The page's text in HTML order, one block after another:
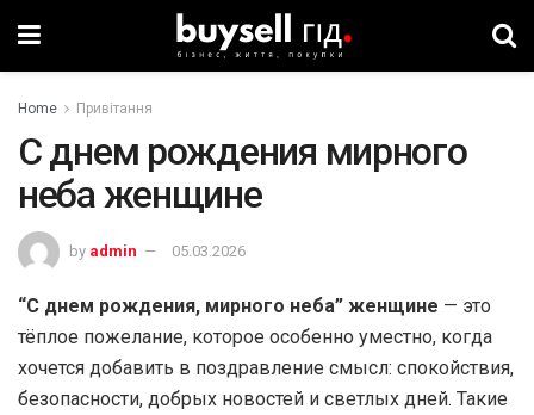
Home Привітання
С днем рождения мирного
неба женщине
by admin 05.03.2026
“С днем рождения, мирного неба” женщине — это
тёплое пожелание, которое особенно уместно, когда
хочется добавить в поздравление смысл: спокойствия,
безопасности, добрых новостей и светлых дней. Такие